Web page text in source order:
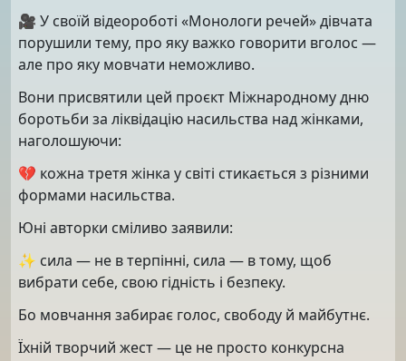
🎥 У своїй відеороботі «Монологи речей» дівчата
порушили тему, про яку важко говорити вголос —
але про яку мовчати неможливо.
Вони присвятили цей проєкт Міжнародному дню
боротьби за ліквідацію насильства над жінками,
наголошуючи:
💔 кожна третя жінка у світі стикається з різними
формами насильства.
Юні авторки сміливо заявили:
✨ сила — не в терпінні, сила — в тому, щоб
вибрати себе, свою гідність і безпеку.
Бо мовчання забирає голос, свободу й майбутнє.
Їхній творчий жест — це не просто конкурсна